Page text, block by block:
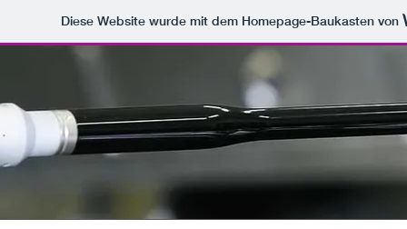
Diese Website wurde mit dem Homepage-Baukasten von